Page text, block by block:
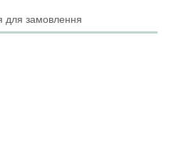
для замовлення